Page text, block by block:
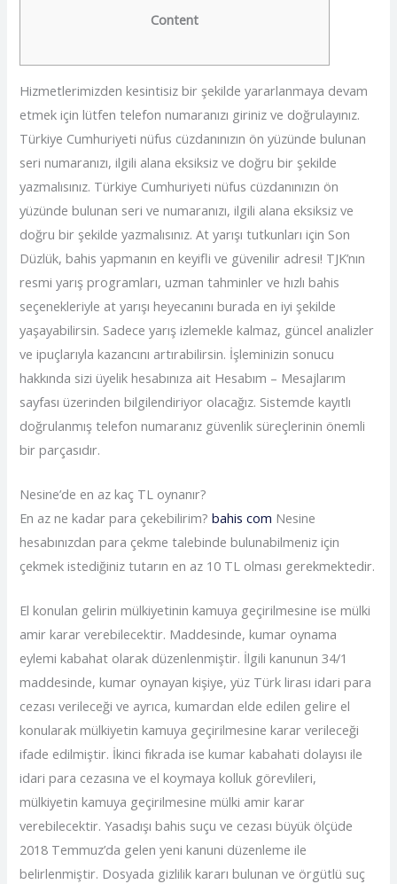
Content
Hizmetlerimizden kesintisiz bir şekilde yararlanmaya devam
etmek için lütfen telefon numaranızı giriniz ve doğrulayınız.
Türkiye Cumhuriyeti nüfus cüzdanınızın ön yüzünde bulunan
seri numaranızı, ilgili alana eksiksiz ve doğru bir şekilde
yazmalısınız. Türkiye Cumhuriyeti nüfus cüzdanınızın ön
yüzünde bulunan seri ve numaranızı, ilgili alana eksiksiz ve
doğru bir şekilde yazmalısınız. At yarışı tutkunları için Son
Düzlük, bahis yapmanın en keyifli ve güvenilir adresi! TJK’nın
resmi yarış programları, uzman tahminler ve hızlı bahis
seçenekleriyle at yarışı heyecanını burada en iyi şekilde
yaşayabilirsin. Sadece yarış izlemekle kalmaz, güncel analizler
ve ipuçlarıyla kazancını artırabilirsin. İşleminizin sonucu
hakkında sizi üyelik hesabınıza ait Hesabım – Mesajlarım
sayfası üzerinden bilgilendiriyor olacağız. Sistemde kayıtlı
doğrulanmış telefon numaranız güvenlik süreçlerinin önemli
bir parçasıdır.
Nesine’de en az kaç TL oynanır?
En az ne kadar para çekebilirim?bahis com Nesine
hesabınızdan para çekme talebinde bulunabilmeniz için
çekmek istediğiniz tutarın en az 10 TL olması gerekmektedir.
El konulan gelirin mülkiyetinin kamuya geçirilmesine ise mülki
amir karar verebilecektir. Maddesinde, kumar oynama
eylemi kabahat olarak düzenlenmiştir. İlgili kanunun 34/1
maddesinde, kumar oynayan kişiye, yüz Türk lirası idari para
cezası verileceği ve ayrıca, kumardan elde edilen gelire el
konularak mülkiyetin kamuya geçirilmesine karar verileceği
ifade edilmiştir. İkinci fıkrada ise kumar kabahati dolayısı ile
idari para cezasına ve el koymaya kolluk görevlileri,
mülkiyetin kamuya geçirilmesine mülki amir karar
verebilecektir. Yasadışı bahis suçu ve cezası büyük ölçüde
2018 Temmuz’da gelen yeni kanuni düzenleme ile
belirlenmiştir. Dosyada gizlilik kararı bulunan ve örgütlü suç